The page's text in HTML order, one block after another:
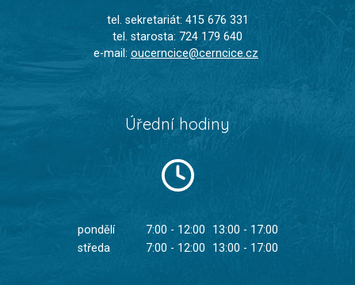
tel. sekretariát: 415 676 331
tel. starosta: 724 179 640
e-mail: oucerncice@cerncice.cz
Úřední hodiny
pondělí 7:00 - 12:00
13:00 - 17:00
středa
7:00 - 12:00 13:00 - 17:00